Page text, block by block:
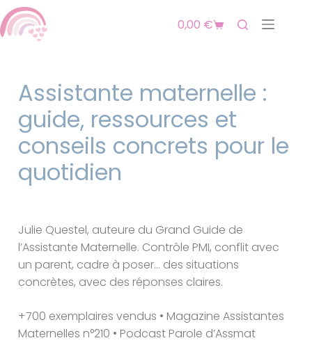
0,00 €
Assistante maternelle :
guide, ressources et
conseils concrets pour le
quotidien
Julie Questel, auteure du Grand Guide de
l’Assistante Maternelle. Contrôle PMI, conflit avec
un parent, cadre à poser… des situations
concrètes, avec des réponses claires.
+700 exemplaires vendus • Magazine Assistantes
Maternelles n°210 • Podcast Parole d’Assmat